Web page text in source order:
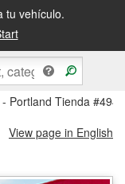
tu vehículo.
en la tienda
Portland Tienda #494
View page in English